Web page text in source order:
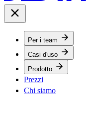
Per i team
Casi d'uso
Prodotto
Prezzi
Chi siamo